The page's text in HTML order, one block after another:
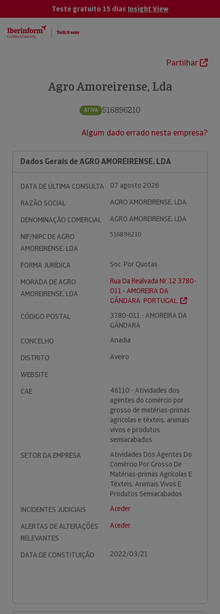
Teste gratuito 15 dias Insight View
Partilhar
Agro Amoreirense, Lda
ATIVA 516896210
Algum dado errado nesta empresa?
Dados Gerais de AGRO AMOREIRENSE, LDA
DATA DE ÚLTIMA CONSULTA
07 agosto 2026
RAZÃO SOCIAL
AGRO AMOREIRENSE, LDA
DENOMINAÇÃO COMERCIAL
AGRO AMOREIRENSE, LDA
NIF/NIPC DE AGRO
AMOREIRENSE, LDA
516896210
FORMA JURÍDICA
Soc. Por Quotas
MORADA DE AGRO
AMOREIRENSE, LDA
Rua Da Realvada Nr. 12 3780-
011 - AMOREIRA DA
GÂNDARA. PORTUGAL.
CÓDIGO POSTAL
3780-011 - AMOREIRA DA
GÂNDARA
CONCELHO
Anadia
DISTRITO
Aveiro
WEBSITE
CAE
46110 - Atividades dos
agentes do comércio por
grosso de matérias-primas
agrícolas e têxteis, animais
vivos e produtos
semiacabados
SETOR DA EMPRESA
Atividades Dos Agentes Do
Comércio Por Grosso De
Matérias-primas Agrícolas E
Têxteis, Animais Vivos E
Produtos Semiacabados
INCIDENTES JUDICIAIS
Aceder
ALERTAS DE ALTERAÇÕES
RELEVANTES
Aceder
DATA DE CONSTITUIÇÃO 2022/03/21